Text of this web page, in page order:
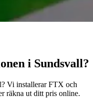
i Sundsvall?
Vi installerar FTX och
räkna ut ditt pris online.